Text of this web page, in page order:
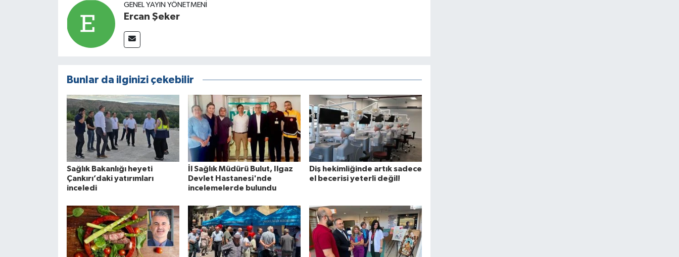
GENEL YAYIN YÖNETMENI
Ercan Şeker
Bunlar da ilginizi çekebilir
Sağlık Bakanlığı heyeti
Çankırı’daki yatırımları
inceledi
İl Sağlık Müdürü Bulut, Ilgaz
Devlet Hastanesi'nde
incelemelerde bulundu
Diş hekimliğinde artık sadece
el becerisi yeterli değil!